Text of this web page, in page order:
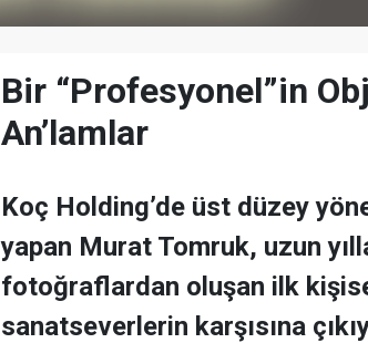
Bir “Profesyonel”in
An’lamlar
Koç Holding’de üst düzey
yapan Murat Tomruk, uzun
fotoğraflardan oluşan ilk
sanatseverlerin karşısına